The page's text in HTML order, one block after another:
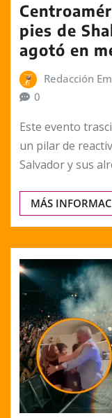
pies de
agotó en
Redacción
0
Este evento
un pilar de
Salvador y sus
MÁS